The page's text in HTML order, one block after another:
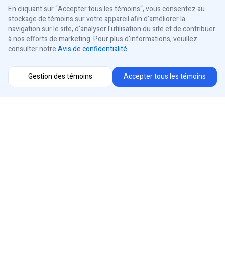
En cliquant sur “Accepter tous les témoins“, vous consentez au
stockage de témoins sur votre appareil afin d'améliorer la
navigation sur le site, d'analyser l'utilisation du site et de contribuer
à nos efforts de marketing. Pour plus d'informations, veuillez
consulter notreAvis de confidentialité.
Gestion des témoins Accepter tous les témoins